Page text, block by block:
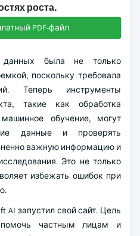
роста.
PDF-файл
была не только
поскольку требовала
Теперь инструменты
такие как обработка
обучение, могут
данные и проверять
важную информацию и
Это не только
избежать ошибок при
AI запустил свой сайт. Цель
частным лицам и